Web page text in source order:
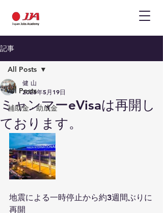
記事
All Posts
補助金・助成金
All Posts
ミャンマーeVisaは再開し
ております。
健 山
2025年5月19日
地震による一時停止から約3週間ぶりに
再開